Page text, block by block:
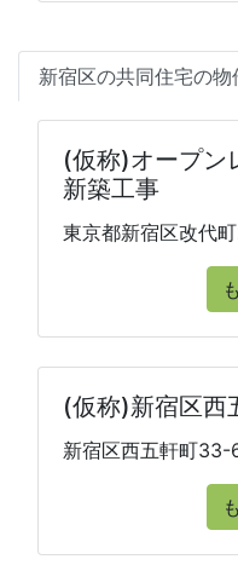
新宿区の共同住宅の物
(仮称)オープン
新築工事
東京都新宿区改代
(仮称)新宿区西
新宿区西五軒町33-